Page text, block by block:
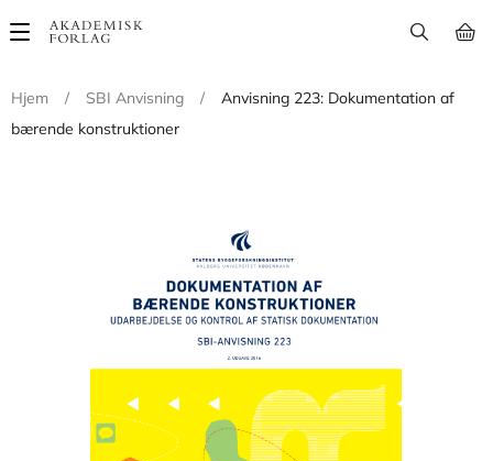
Main
Hjem
/ SBI Anvisning /
Anvisning 223: Dokumentation af
bærende konstruktioner